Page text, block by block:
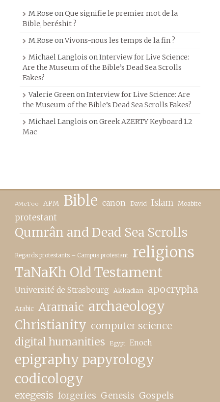
M.Rose on Que signifie le premier mot de la
Bible, beréshit ?
M.Rose onVivons-nous les temps de la fin ?
Michael Langlois on Interview for Live Science:
Are the Museum of the Bible’s Dead Sea Scrolls
Fakes?
Valerie Green on Interview for Live Science: Are
the Museum of the Bible’s Dead Sea Scrolls Fakes?
Michael Langlois on Greek AZERTY Keyboard 1.2
Mac
#MeToo APM Bible canon David Islam Moabite
protestant
Qumrân and Dead Sea Scrolls
Regards protestants – Campus protestant religions
TaNaKh Old Testament
Université de Strasbourg Akkadian apocrypha
Arabic Aramaic archaeology
Christianity computer science
digital humanities Egypt Enoch
epigraphy papyrology
codicology
exegesis forgeries Genesis Gospels